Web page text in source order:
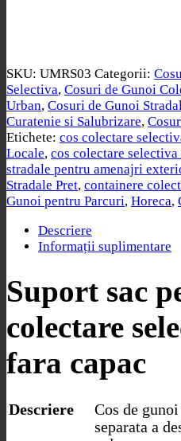
SKU: UMRS03 Categorii:
Selectiva, Cosuri de Gunoi
Urban, Cosuri de Gunoi
Curatenie si Salubrizare,
Etichete: cos colectare
Locale, cos colectare
stradale pentru amenajri
Stradale Pret, containere
Gunoi pentru Parcuri, Horeca,
Descriere
Informații suplimentare
Suport sac
colectare
fara capac
Descriere
Cos de
separata a